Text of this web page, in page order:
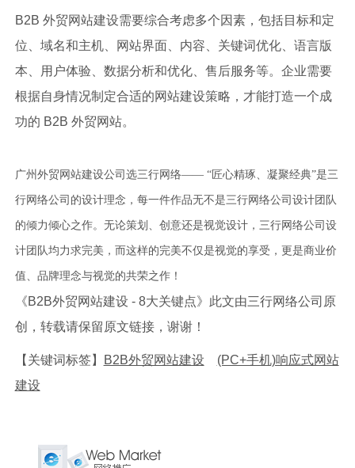
B2B 外贸网站建设需要综合考虑多个因素，包括目标和定
位、域名和主机、网站界面、内容、关键词优化、语言版
本、用户体验、数据分析和优化、售后服务等。企业需要
根据自身情况制定合适的网站建设策略，才能打造一个成
功的 B2B 外贸网站。
广州外贸网站建设公司选三行网络—— “匠心精琢、凝聚经典”是三
行网络公司的设计理念，每一件作品无不是三行网络公司设计团队
的倾力倾心之作。无论策划、创意还是视觉设计，三行网络公司设
计团队均力求完美，而这样的完美不仅是视觉的享受，更是商业价
值、品牌理念与视觉的共荣之作！
《B2B外贸网站建设 - 8大关键点》此文由三行网络公司原
创，转载请保留原文链接，谢谢！
【关键词标签】 B2B外贸网站建设
(PC+手机)响应式网站
建设